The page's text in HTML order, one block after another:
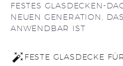
FESTES GLASDECKEN-
NEUEN GENERATION,
ANWENDBAR IST
FESTE GLASDECKE